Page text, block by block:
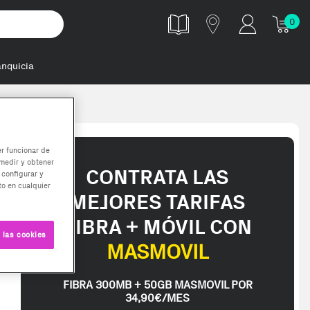
0
CONTRATA LAS
MEJORES TARIFAS
FIBRA + MÓVIL CON
MASMOVIL
FIBRA 300MB + 50GB MASMOVIL POR
34,90€/MES
funcionar de
y obtener
y
en cualquier
cookies